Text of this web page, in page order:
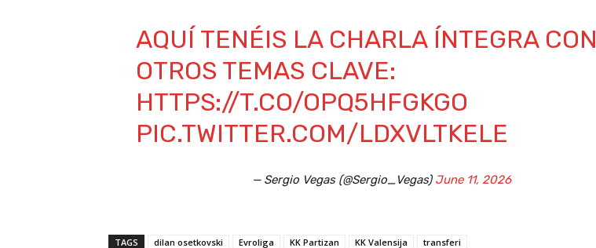
AQUÍ TENÉIS LA CHARLA ÍNTEGRA CON
OTROS TEMAS CLAVE:
HTTPS://T.CO/OPQ5HFGKGO
PIC.TWITTER.COM/LDXVLTKELE
— Sergio Vegas (@Sergio_Vegas) June 11, 2026
TAGS dilan osetkovski Evroliga KK Partizan KK Valensija transferi